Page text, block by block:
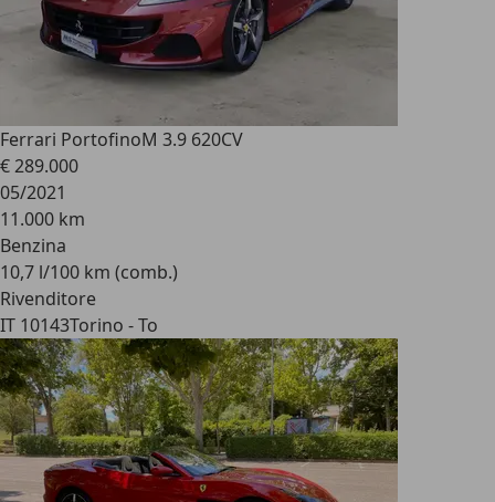
Ferrari PortofinoM 3.9 620CV
€ 289.000
05/2021
11.000 km
Benzina
10,7 l/100 km (comb.)
Rivenditore
IT 10143Torino - To